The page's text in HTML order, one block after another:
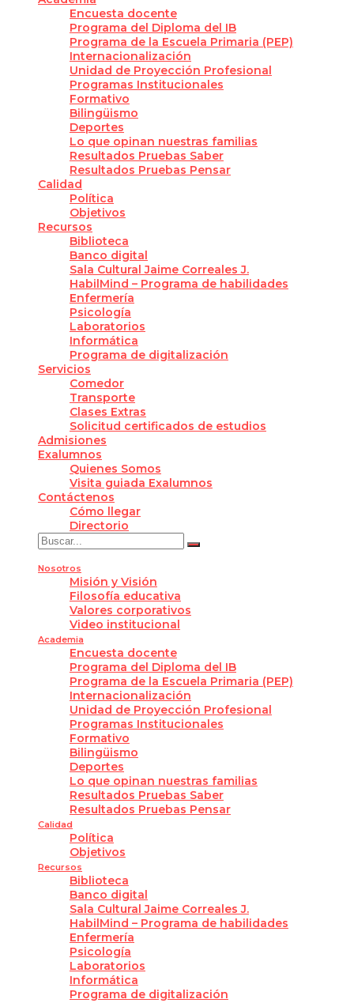
Encuesta docente
Programa del Diploma del IB
Programa de la Escuela Primaria (PEP)
Internacionalización
Unidad de Proyección Profesional
Programas Institucionales
Formativo
Bilingüismo
Deportes
Lo que opinan nuestras familias
Resultados Pruebas Saber
Resultados Pruebas Pensar
Calidad
Política
Objetivos
Recursos
Biblioteca
Banco digital
Sala Cultural Jaime Correales J.
HabilMind – Programa de habilidades
Enfermería
Psicología
Laboratorios
Informática
Programa de digitalización
Servicios
Comedor
Transporte
Clases Extras
Solicitud certificados de estudios
Admisiones
Exalumnos
Quienes Somos
Visita guiada Exalumnos
Contáctenos
Cómo llegar
Directorio
Nosotros
Misión y Visión
Filosofía educativa
Valores corporativos
Video institucional
Academia
Encuesta docente
Programa del Diploma del IB
Programa de la Escuela Primaria (PEP)
Internacionalización
Unidad de Proyección Profesional
Programas Institucionales
Formativo
Bilingüismo
Deportes
Lo que opinan nuestras familias
Resultados Pruebas Saber
Resultados Pruebas Pensar
Calidad
Política
Objetivos
Recursos
Biblioteca
Banco digital
Sala Cultural Jaime Correales J.
HabilMind – Programa de habilidades
Enfermería
Psicología
Laboratorios
Informática
Programa de digitalización